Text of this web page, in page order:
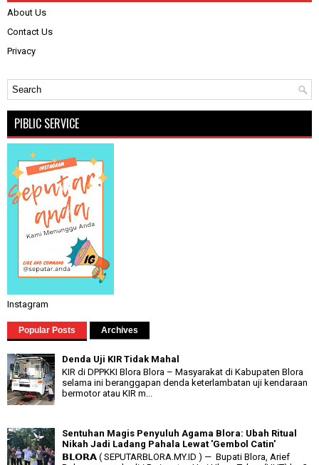
About Us
Contact Us
Privacy
PIBLIC SERVICE
Instagram
Popular Posts Archives
Denda Uji KIR Tidak Mahal
KIR di DPPKKI Blora Blora – Masyarakat di Kabupaten Blora
selama ini beranggapan denda keterlambatan uji kendaraan
bermotor atau KIR m...
Sentuhan Magis Penyuluh Agama Blora: Ubah Ritual
Nikah Jadi Ladang Pahala Lewat 'Gembol Catin'
𝗕𝗟𝗢𝗥𝗔 ( SEPUTARBLORA.MY.ID ) — Bupati Blora, Arief